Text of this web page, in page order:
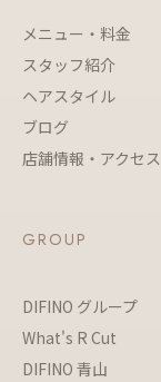
メニュー・料金
スタッフ紹介
ヘアスタイル
ブログ
店舗情報・アクセス
GROUP
DIFINO グループ
What's R Cut
DIFINO 青山